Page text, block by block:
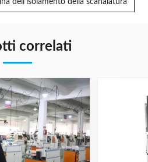
dell'isolamento della scanalatura
correlati